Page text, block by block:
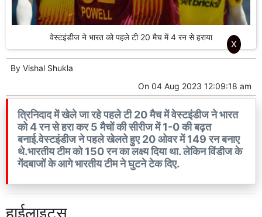
वेस्टइंडीज ने भारत को पहले टी 20 मैच में 4 रन से हराया
By Vishal Shukla
On 04 Aug 2023 12:09:18 am
त्रिनिदाद में खेले जा रहे पहले टी 20 मैच में वेस्टइंडीज ने भारत
को 4 रन से हरा कर 5 मैचों की सीरीज में 1-0 की बढ़त
बनाई.वेस्टइंडीज ने पहले खेलते हुए 20 ओवर में 149 रन बनाए
थे.भारतीय टीम को 150 रन का लक्ष्य दिया था. लेकिन विंडीज के
गेंदबाजों के आगे भारतीय टीम ने घुटने टेक दिए.
हाईलाइट्स
X